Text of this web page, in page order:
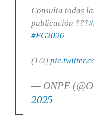
Consulta todas
publicación ???
#EG2026
(1/2)
— ONPE
2025